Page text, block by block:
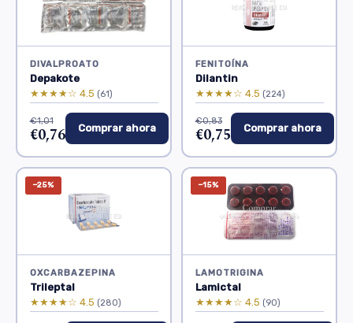
DIVALPROATO
Depakote
★★★★☆ 4.5 (61)
€1,01
€0,76 Comprar ahora
FENITOÍNA
Dilantin
★★★★☆ 4.5 (224)
€0,83
€0,75 Comprar ahora
−25%
OXCARBAZEPINA
Trileptal
★★★★☆ 4.5 (280)
−15%
LAMOTRIGINA
Lamictal
★★★★☆ 4.5 (90)